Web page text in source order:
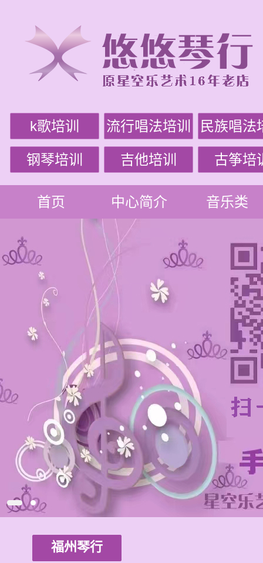
k歌培训 流行唱法培训 民族唱法
钢琴培训 吉他培训 古筝培
首页 中心简介 音乐类
福州琴行